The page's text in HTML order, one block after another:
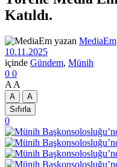
Katıldı.
yazan MediaEm
10.11.2025
içinde Gündem, Münih
0 0
A A
A
A
Sıfırla
0